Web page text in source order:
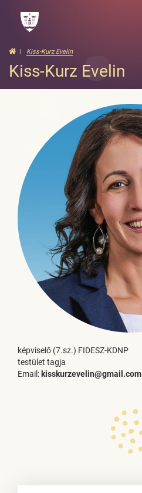
Kiss-Kurz Evelin
Kiss-Kurz Evelin
képviselő (7.sz.) FIDESZ-KDNP
testület tagja
Email: kisskurzevelin@gmail.com